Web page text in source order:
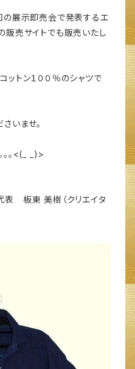
の展示即売会で発表するエ
販売サイトでも販売いたし
ットン１００％のシャツで
いませ。
。。<(_ _)>
板東 美樹（クリエイタ